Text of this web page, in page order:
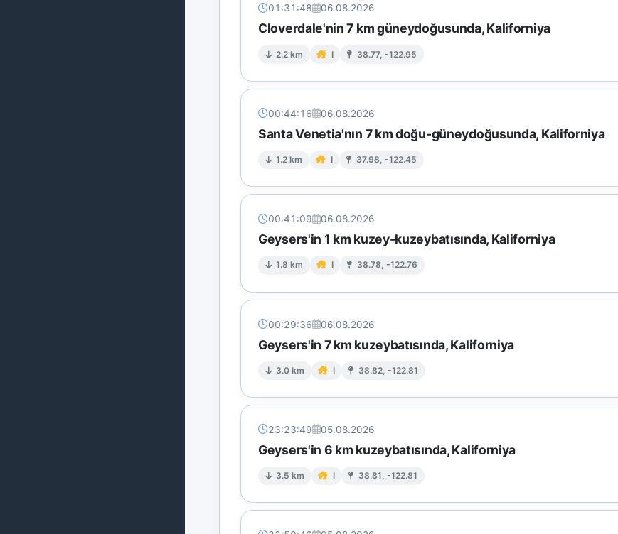
01:31:48 06.08.2026
Cloverdale'nin 7 km güneydoğusunda, Kaliforniya
2.2 km I 38.77, -122.95
00:44:16 06.08.2026
Santa Venetia'nın 7 km doğu-güneydoğusunda, Kaliforniya
1.2 km I 37.98, -122.45
00:41:09 06.08.2026
Geysers'in 1 km kuzey-kuzeybatısında, Kaliforniya
1.8 km I 38.78, -122.76
00:29:36 06.08.2026
Geysers'in 7 km kuzeybatısında, Kaliforniya
3.0 km I 38.82, -122.81
23:23:49 05.08.2026
Geysers'in 6 km kuzeybatısında, Kaliforniya
3.5 km I 38.81, -122.81